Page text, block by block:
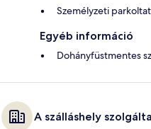
Személyzeti
Egyéb információ
Dohányfüstmentes
A szálláshely